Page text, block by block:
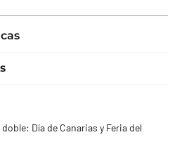
Día de Canarias y Feria del